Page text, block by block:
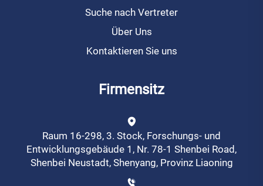
Suche nach Vertreter
Über Uns
Kontaktieren Sie uns
Firmensitz
Raum 16-298, 3. Stock, Forschungs- und
Entwicklungsgebäude 1, Nr. 78-1 Shenbei Road,
Shenbei Neustadt, Shenyang, Provinz Liaoning